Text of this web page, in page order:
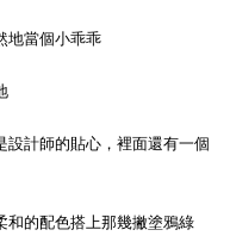
地當個小乖乖
設計師的貼心，裡面還有一個
和的配色搭上那幾撇塗鴉綠